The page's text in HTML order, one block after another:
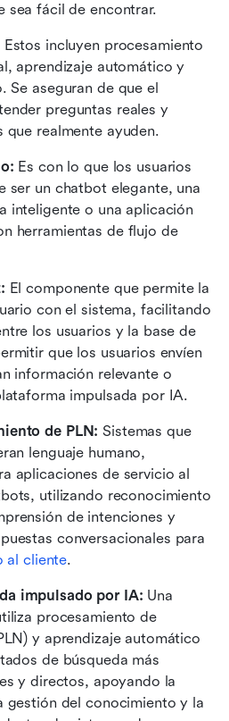
sea fácil de encontrar.
Estos incluyen procesamiento
aprendizaje automático y
Se aseguran de que el
preguntas reales y
que realmente ayuden.
Es con lo que los usuarios
ser un chatbot elegante, una
inteligente o una aplicación
herramientas de flujo de
El componente que permite la
con el sistema, facilitando
los usuarios y la base de
que los usuarios envíen
información relevante o
impulsada por IA.
de PLN: Sistemas que
lenguaje humano,
aplicaciones de servicio al
utilizando reconocimiento
de intenciones y
conversacionales para
al cliente.
impulsado por IA: Una
procesamiento de
y aprendizaje automático
de búsqueda más
y directos, apoyando la
gestión del conocimiento y la